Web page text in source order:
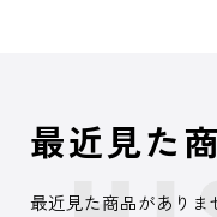
最近見た
最近見た商品がありま